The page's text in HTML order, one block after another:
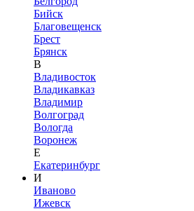
Бийск
Благовещенск
Брест
Брянск
В
Владивосток
Владикавказ
Владимир
Волгоград
Вологда
Воронеж
Е
Екатеринбург
И
Иваново
Ижевск